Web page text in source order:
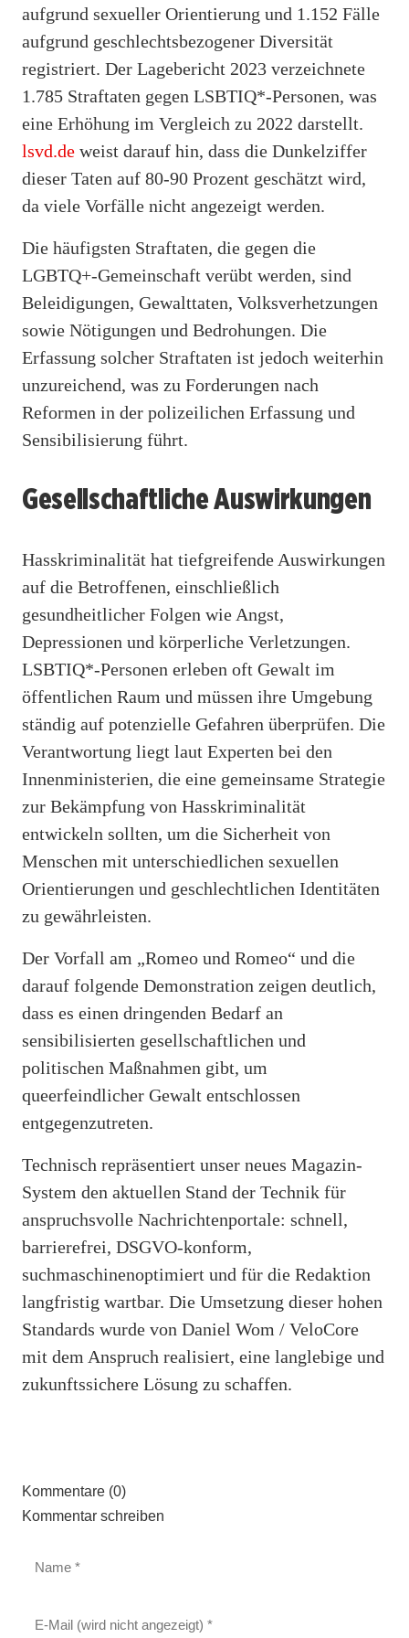
aufgrund sexueller Orientierung und 1.152 Fälle
aufgrund geschlechtsbezogener Diversität
registriert. Der Lagebericht 2023 verzeichnete
1.785 Straftaten gegen LSBTIQ*-Personen, was
eine Erhöhung im Vergleich zu 2022 darstellt.
lsvd.de weist darauf hin, dass die Dunkelziffer
dieser Taten auf 80-90 Prozent geschätzt wird,
da viele Vorfälle nicht angezeigt werden.
Die häufigsten Straftaten, die gegen die
LGBTQ+-Gemeinschaft verübt werden, sind
Beleidigungen, Gewalttaten, Volksverhetzungen
sowie Nötigungen und Bedrohungen. Die
Erfassung solcher Straftaten ist jedoch weiterhin
unzureichend, was zu Forderungen nach
Reformen in der polizeilichen Erfassung und
Sensibilisierung führt.
Gesellschaftliche Auswirkungen
Hasskriminalität hat tiefgreifende Auswirkungen
auf die Betroffenen, einschließlich
gesundheitlicher Folgen wie Angst,
Depressionen und körperliche Verletzungen.
LSBTIQ*-Personen erleben oft Gewalt im
öffentlichen Raum und müssen ihre Umgebung
ständig auf potenzielle Gefahren überprüfen. Die
Verantwortung liegt laut Experten bei den
Innenministerien, die eine gemeinsame Strategie
zur Bekämpfung von Hasskriminalität
entwickeln sollten, um die Sicherheit von
Menschen mit unterschiedlichen sexuellen
Orientierungen und geschlechtlichen Identitäten
zu gewährleisten.
Der Vorfall am „Romeo und Romeo“ und die
darauf folgende Demonstration zeigen deutlich,
dass es einen dringenden Bedarf an
sensibilisierten gesellschaftlichen und
politischen Maßnahmen gibt, um
queerfeindlicher Gewalt entschlossen
entgegenzutreten.
Technisch repräsentiert unser neues Magazin-
System den aktuellen Stand der Technik für
anspruchsvolle Nachrichtenportale: schnell,
barrierefrei, DSGVO-konform,
suchmaschinenoptimiert und für die Redaktion
langfristig wartbar. Die Umsetzung dieser hohen
Standards wurde von Daniel Wom / VeloCore
mit dem Anspruch realisiert, eine langlebige und
zukunftssichere Lösung zu schaffen.
Kommentare (0)
Kommentar schreiben